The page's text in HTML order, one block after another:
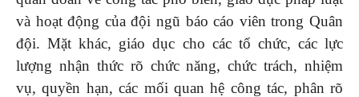
và hoạt động của đội ngũ báo cáo viên trong Quân
đội. Mặt khác, giáo dục cho các tổ chức, các lực
lượng nhận thức rõ chức năng, chức trách, nhiệm
vụ, quyền hạn, các mối quan hệ công tác, phân rõ